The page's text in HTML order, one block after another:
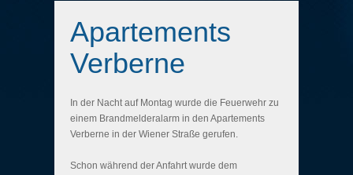
Apartements
Verberne
In der Nacht auf Montag wurde die Feuerwehr zu
einem Brandmelderalarm in den Apartements
Verberne in der Wiener Straße gerufen.
Schon während der Anfahrt wurde dem